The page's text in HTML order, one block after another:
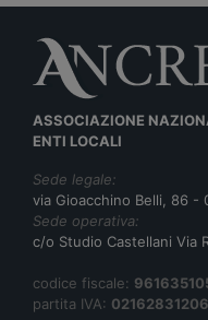
ASSOCIAZIONE
ENTI LOCALI
Sede legale:
via Gioacchino Belli, 86 -
Sede operativa:
c/o Studio Castellani Via
codice fiscale:
partita IVA: 02162831206